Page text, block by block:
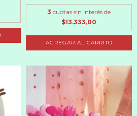
3 cuotas sin interés de
$13.333,00
AGREGAR AL CARRITO